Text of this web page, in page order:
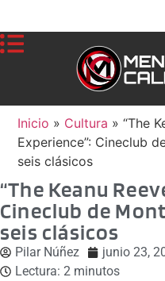
Inicio » Cultura »“The
Experience”: Cineclub
seis clásicos
“The Keanu
Cineclub de
seis clásicos
Pilar Núñez junio 23,
Lectura: 2 minutos